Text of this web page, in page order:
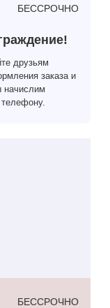
БЕССРОЧНО
друзьям
заказа и
начислим
БЕССРОЧНО